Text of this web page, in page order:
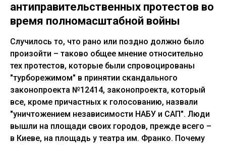
антиправительственных протестов во
время полномасштабной войны
Случилось то, что рано или поздно должно было
произойти – таково общее мнение относительно
тех протестов, которые были спровоцированы
"турборежимом" в принятии скандального
законопроекта №12414, законопроекта, который
все, кроме причастных к голосованию, назвали
"уничтожением независимости НАБУ и САП". Люди
вышли на площади своих городов, прежде всего –
в Киеве, на площадь у театра им. Франко. Почему